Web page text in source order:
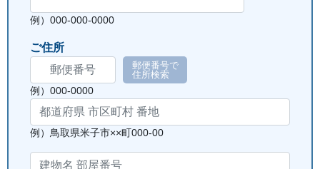
例）000-000-0000
ご住所
郵便番号で
住所検索
例）000-0000
例）鳥取県米子市××町000-00